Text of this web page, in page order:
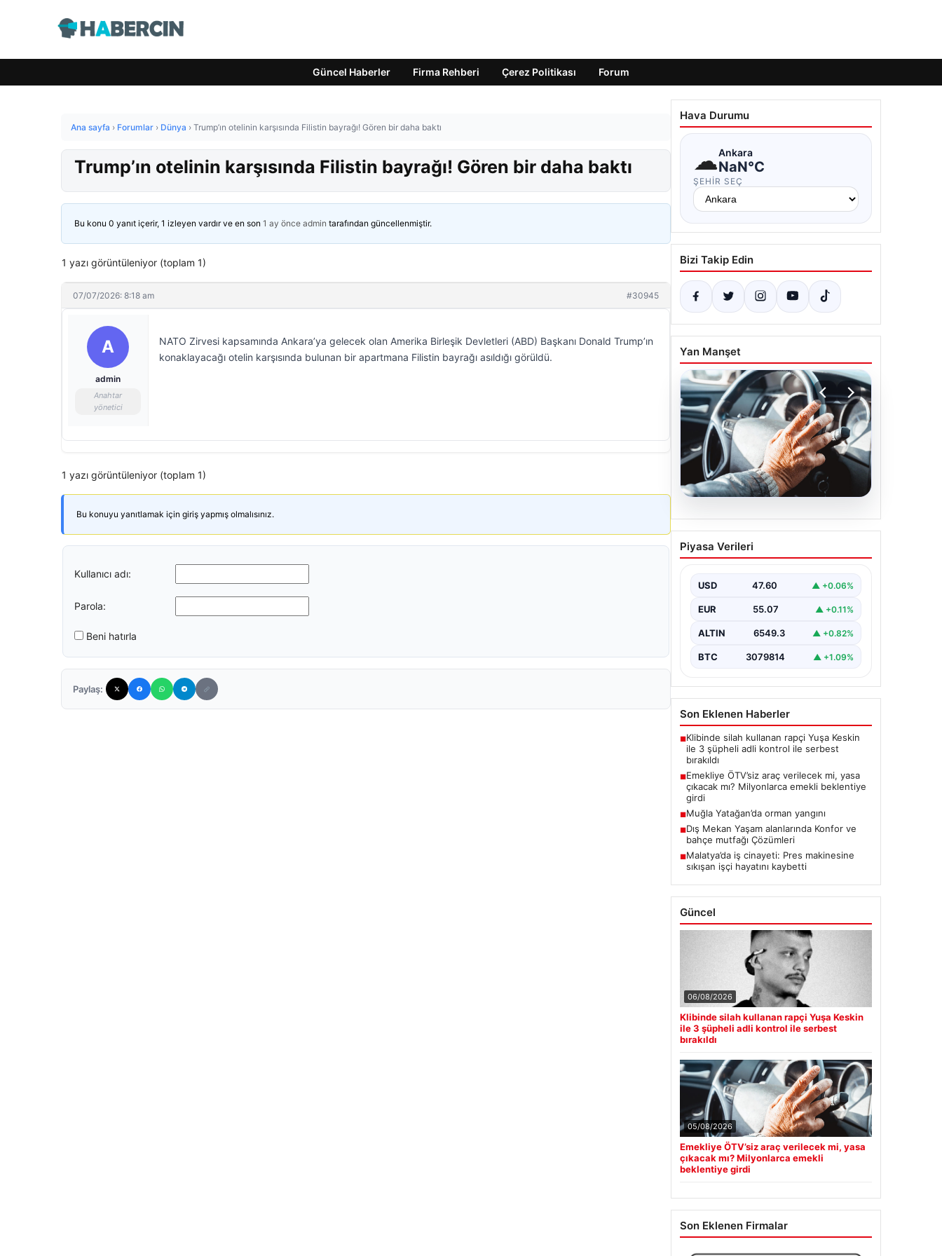
Güncel Haberler Firma Rehberi Çerez Politikası Forum
Ana sayfa › Forumlar › Dünya › Trump’ın otelinin karşısında Filistin bayrağı! Gören bir daha baktı
Trump’ın otelinin karşısında Filistin bayrağı! Gören bir daha baktı
Bu konu 0 yanıt içerir, 1 izleyen vardır ve en son 1 ay önce admin tarafından güncellenmiştir.
1 yazı görüntüleniyor (toplam 1)
07/07/2026: 8:18 am #30945
A
admin
Anahtar
yönetici
NATO Zirvesi kapsamında Ankara’ya gelecek olan Amerika Birleşik Devletleri (ABD) Başkanı Donald Trump’ın
konaklayacağı otelin karşısında bulunan bir apartmana Filistin bayrağı asıldığı görüldü.
1 yazı görüntüleniyor (toplam 1)
Bu konuyu yanıtlamak için giriş yapmış olmalısınız.
Kullanıcı adı:
Parola:
Beni hatırla
Paylaş:
Hava Durumu
☁Ankara
NaN°C
ŞEHIR SEÇ
Bizi Takip Edin
Yan Manşet
05.08.2026
Emekliye ÖTV’siz araç
verilecek mi, yasa çıkacak
beklentiye girdi
Piyasa Verileri
USD 47.60 ▲ +0.06%
EUR 55.07 ▲ +0.11%
ALTIN 6549.3 ▲ +0.82%
BTC 3079814 ▲ +1.09%
Son Eklenen Haberler
■Klibinde silah kullanan rapçi Yuşa Keskin
ile 3 şüpheli adli kontrol ile serbest
bırakıldı
■Emekliye ÖTV’siz araç verilecek mi, yasa
çıkacak mı? Milyonlarca emekli beklentiye
girdi
■Muğla Yatağan’da orman yangını
■Dış Mekan Yaşam alanlarında Konfor ve
bahçe mutfağı Çözümleri
■Malatya’da iş cinayeti: Pres makinesine
sıkışan işçi hayatını kaybetti
Güncel
06/08/2026
Klibinde silah kullanan rapçi Yuşa Keskin
ile 3 şüpheli adli kontrol ile serbest
bırakıldı
05/08/2026
Emekliye ÖTV’siz araç verilecek mi, yasa
çıkacak mı? Milyonlarca emekli
beklentiye girdi
Son Eklenen Firmalar